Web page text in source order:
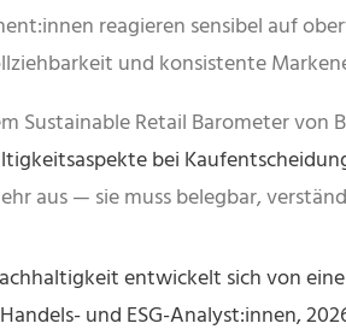
reagieren sensibel auf
und konsistente
Sustainable Retail Barometer von
bei
aus — sie muss belegbar,
entwickelt sich von
und ESG-Analyst:innen,